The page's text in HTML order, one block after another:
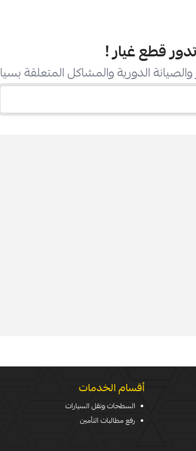
قطع غيار!
الدورية والمشاكل المتعلقة
أقسام الخدمات
السطحات ونقل السيارات
رفع مطالبات التأمين